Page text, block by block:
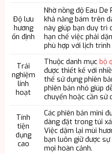
Độ lưu
hương
ổn định
Nhờ nồng độ Eau
khả năng bám trên
này giúp bạn duy trì
hạn chế việc phải
phù hợp với lịch trình
Trải
nghiệm
linh
hoạt
Thuộc danh mục bộ
được thiết kế với
thể sử dụng phiên
phiên bản nhỏ giúp
chuyển hoặc cần sử
Tính
tiện
dụng
cao
Các phiên bản mini
dàng đặt trong túi
Việc dặm lại mùi
bạn luôn giữ được
mọi hoàn cảnh.